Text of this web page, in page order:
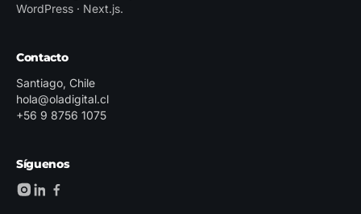
WordPress · Next.js.
Contacto
Santiago, Chile
hola@oladigital.cl
+56 9 8756 1075
Síguenos